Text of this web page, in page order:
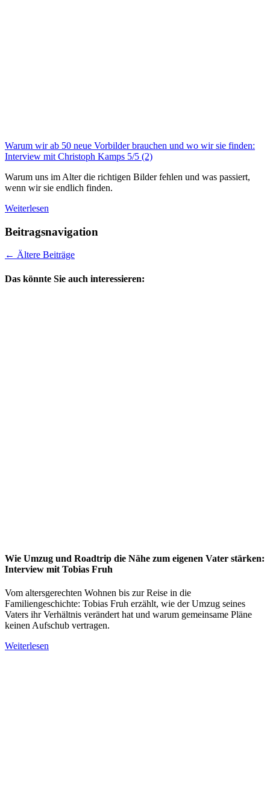
Warum wir ab 50 neue Vorbilder brauchen und wo wir sie finden:
Interview mit Christoph Kamps 5/5 (2)
Warum uns im Alter die richtigen Bilder fehlen und was passiert,
wenn wir sie endlich finden.
Weiterlesen
Beitragsnavigation
← Ältere Beiträge
Das könnte Sie auch interessieren:
Wie Umzug und Roadtrip die Nähe zum eigenen Vater stärken:
Interview mit Tobias Fruh
Vom altersgerechten Wohnen bis zur Reise in die
Familiengeschichte: Tobias Fruh erzählt, wie der Umzug seines
Vaters ihr Verhältnis verändert hat und warum gemeinsame Pläne
keinen Aufschub vertragen.
Weiterlesen